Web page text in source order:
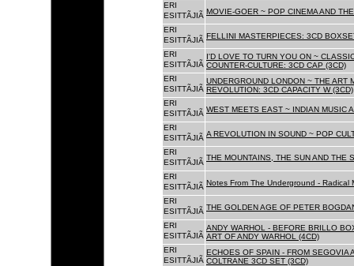
ERI
ESITTÃJIÃ MOVIE-GOER ~ POP CINEMA AND
ERI
ESITTÃJIÃ FELLINI MASTERPIECES: 3CD
ERI
ESITTÃJIÃ
I'D LOVE TO TURN YOU ON ~
COUNTER-CULTURE: 3CD CAP (3CD)
ERI
ESITTÃJIÃ
UNDERGROUND LONDON ~ THE ART
REVOLUTION: 3CD CAPACITY W (3CD)
ERI
ESITTÃJIÃ WEST MEETS EAST ~ INDIAN MUSIC
ERI
ESITTÃJIÃ A REVOLUTION IN SOUND ~ POP
ERI
ESITTÃJIÃ
THE MOUNTAINS, THE SUN AND THE
ERI
ESITTÃJIÃ Notes From The Underground - Radical
ERI
ESITTÃJIÃ THE GOLDEN AGE OF PETER
ERI
ESITTÃJIÃ
ANDY WARHOL - BEFORE BRILLO
ART OF ANDY WARHOL (4CD)
ERI
ESITTÃJIÃ
ECHOES OF SPAIN - FROM SEGOVIA
COLTRANE 3CD SET (3CD)